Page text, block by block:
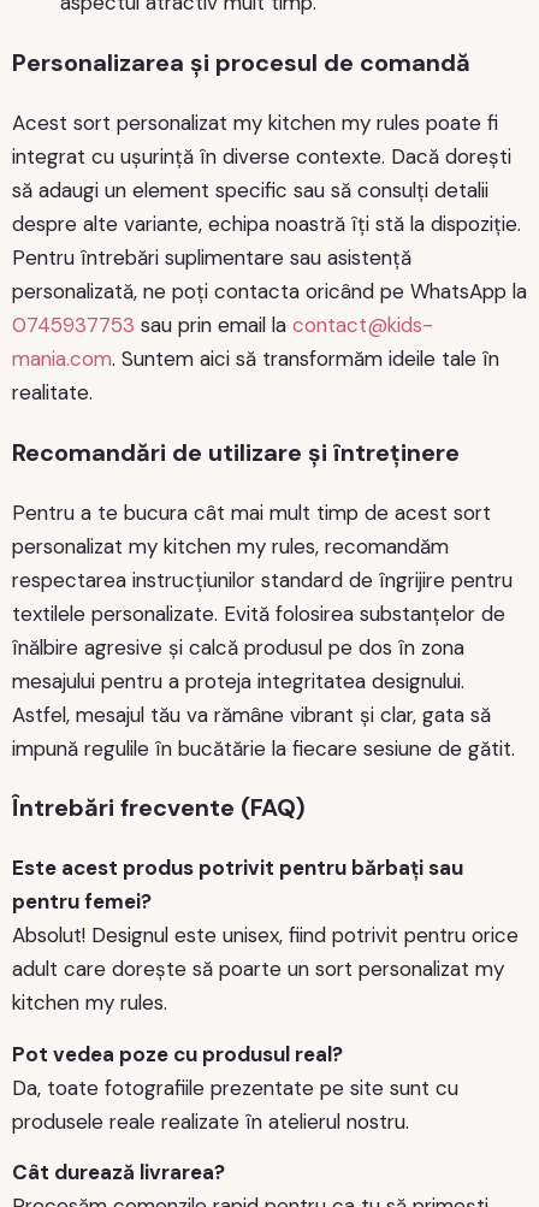
Personalizarea și procesul de comandă
Acest sort personalizat my kitchen my rules poate fi
integrat cu ușurință în diverse contexte. Dacă dorești
să adaugi un element specific sau să consulți detalii
despre alte variante, echipa noastră îți stă la dispoziție.
Pentru întrebări suplimentare sau asistență
personalizată, ne poți contacta oricând pe WhatsApp la
0745937753 sau prin email la contact@kids-
mania.com. Suntem aici să transformăm ideile tale în
realitate.
Recomandări de utilizare și întreținere
Pentru a te bucura cât mai mult timp de acest sort
personalizat my kitchen my rules, recomandăm
respectarea instrucțiunilor standard de îngrijire pentru
textilele personalizate. Evită folosirea substanțelor de
înălbire agresive și calcă produsul pe dos în zona
mesajului pentru a proteja integritatea designului.
Astfel, mesajul tău va rămâne vibrant și clar, gata să
impună regulile în bucătărie la fiecare sesiune de gătit.
Întrebări frecvente (FAQ)
Este acest produs potrivit pentru bărbați sau
pentru femei?
Absolut! Designul este unisex, fiind potrivit pentru orice
adult care dorește să poarte un sort personalizat my
kitchen my rules.
Pot vedea poze cu produsul real?
Da, toate fotografiile prezentate pe site sunt cu
produsele reale realizate în atelierul nostru.
Cât durează livrarea?